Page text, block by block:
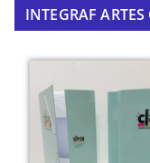
INTEGRAF ARTES